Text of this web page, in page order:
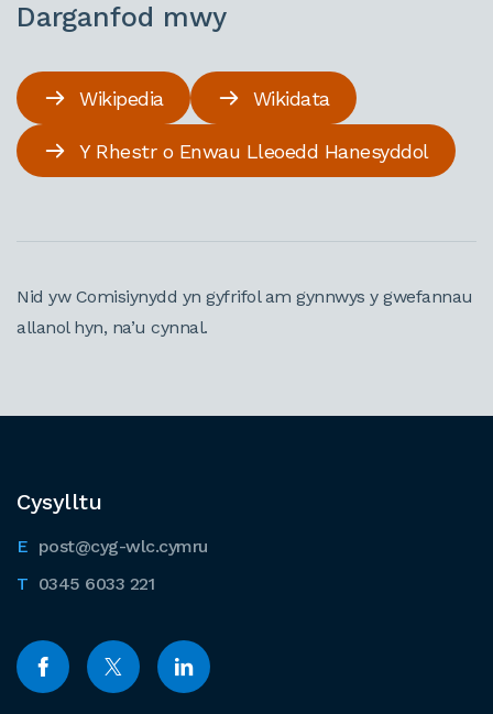
Darganfod mwy
Wikipedia Wikidata
Y Rhestr o Enwau Lleoedd Hanesyddol
Nid yw Comisiynydd yn gyfrifol am gynnwys y gwefannau
allanol hyn, na’u cynnal.
Cysylltu
post@cyg-wlc.cymru
0345 6033 221